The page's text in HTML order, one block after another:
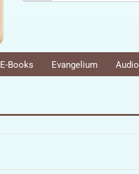
E-Books Evangelium Audio